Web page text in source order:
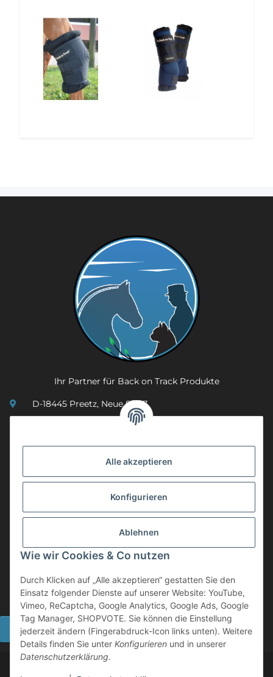
Alle akzeptieren
Konfigurieren
Ablehnen
Wie wir Cookies & Co nutzen
Durch Klicken auf „Alle akzeptieren“ gestatten Sie den
Einsatz folgender Dienste auf unserer Website: YouTube,
Vimeo, ReCaptcha, Google Analytics, Google Ads, Google
Tag Manager, SHOPVOTE. Sie können die Einstellung
jederzeit ändern (Fingerabdruck-Icon links unten). Weitere
Details finden Sie unter Konfigurieren und in unserer
Datenschutzerklärung.
10%
Ihr Partner für Back on Track Produkte
D-18445 Preetz, Neue Str. 7
info@mobility-in-harmony.de
Informationen
Back on Track
ZAHLUNGSMETHODEN
Widerrufsbutton